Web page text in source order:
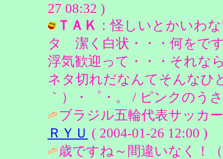
27 08:32 )
ＴＡＫ ：怪しいとかいわ
タ 潔く白状・・・何をで
浮気歓迎って・・・それ
ネタ切れだなんてそんなひ
｀）・゜・。 / ピンクのう
ブラジル五輪代表サッカ
ＲＹＵ ( 2004-01-26 12:00 )
歳ですね～間違いなく！